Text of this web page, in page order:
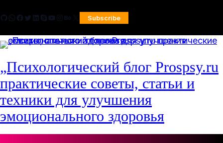
GitHub WhatsApp Facebook Twitter LinkedIn Skype YouTube Instagram Behance X Subscribe
„Психологический блог Prospsy.ru
практические советы, статьи и
техники для улучшения
эмоционального здоровья